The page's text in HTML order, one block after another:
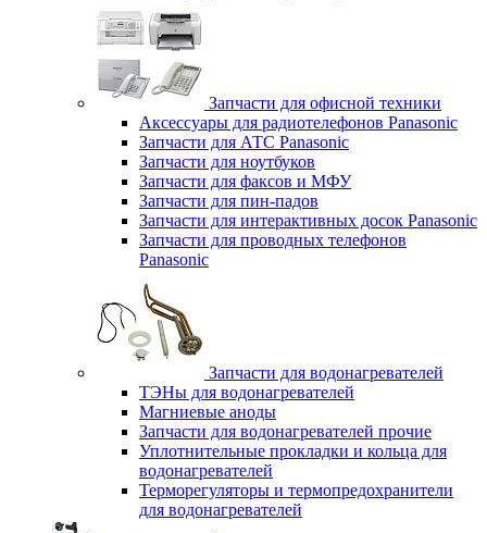
Запчасти для офисной техники
Аксессуары для радиотелефонов Panasonic
Запчасти для АТС Panasonic
Запчасти для ноутбуков
Запчасти для факсов и МФУ
Запчасти для пин-падов
Запчасти для интерактивных досок Panasonic
Запчасти для проводных телефонов
Panasonic
Запчасти для водонагревателей
ТЭНы для водонагревателей
Магниевые аноды
Запчасти для водонагревателей прочие
Уплотнительные прокладки и кольца для
водонагревателей
Терморегуляторы и термопредохранители
для водонагревателей